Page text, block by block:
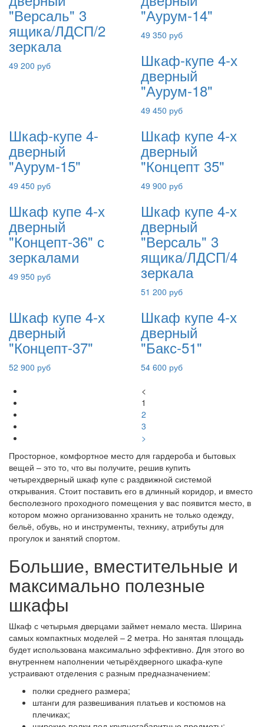
"Версаль" 3
ящика/ЛДСП/2
зеркала
49 200 руб
"Аурум-14"
49 350 руб
Шкаф-купе 4-х
дверный
"Аурум-18"
49 450 руб
Шкаф-купе 4-
дверный
"Аурум-15"
49 450 руб
Шкаф купе 4-х
дверный
"Концепт 35"
49 900 руб
Шкаф купе 4-х
дверный
"Концепт-36" с
зеркалами
49 950 руб
Шкаф купе 4-х
дверный
"Версаль" 3
ящика/ЛДСП/4
зеркала
51 200 руб
Шкаф купе 4-х
дверный
"Концепт-37"
52 900 руб
Шкаф купе 4-х
дверный
"Бакс-51"
54 600 руб
<
1
2
3
>
Просторное, комфортное место для гардероба и бытовых
вещей – это то, что вы получите, решив купить
четырехдверный шкаф купе с раздвижной системой
открывания. Стоит поставить его в длинный коридор, и вместо
бесполезного проходного помещения у вас появится место, в
котором можно организованно хранить не только одежду,
бельё, обувь, но и инструменты, технику, атрибуты для
прогулок и занятий спортом.
Большие, вместительные и
максимально полезные
шкафы
Шкаф с четырьмя дверцами займет немало места. Ширина
самых компактных моделей – 2 метра. Но занятая площадь
будет использована максимально эффективно. Для этого во
внутреннем наполнении четырёхдверного шкафа-купе
устраивают отделения с разным предназначением:
полки среднего размера;
штанги для развешивания платьев и костюмов на
плечиках;